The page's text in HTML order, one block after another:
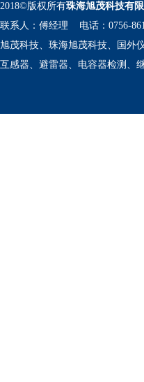
2018©版权所有珠海旭茂科技有限
联系人：傅经理 电话：0756-
旭茂科技、珠海旭茂科技、国外
互感器、避雷器、电容器检测、